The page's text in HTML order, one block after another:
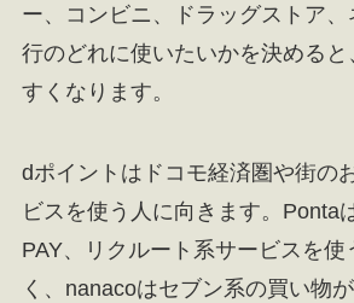
ー、コンビニ、ドラッグストア
行のどれに使いたいかを決める
すくなります。
dポイントはドコモ経済圏や街の
ビスを使う人に向きます。Ponta
PAY、リクルート系サービスを使
く、nanacoはセブン系の買い物